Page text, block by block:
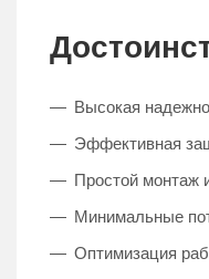
Высокая
Эффективная
Простой монтаж
Минимальные
Оптимизация